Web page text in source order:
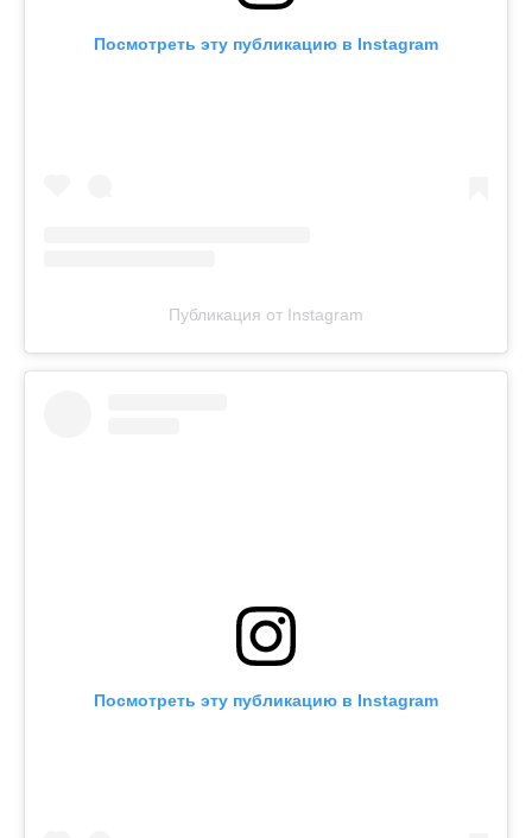
Посмотреть эту публикацию в Instagram
Публикация от Instagram
Посмотреть эту публикацию в Instagram